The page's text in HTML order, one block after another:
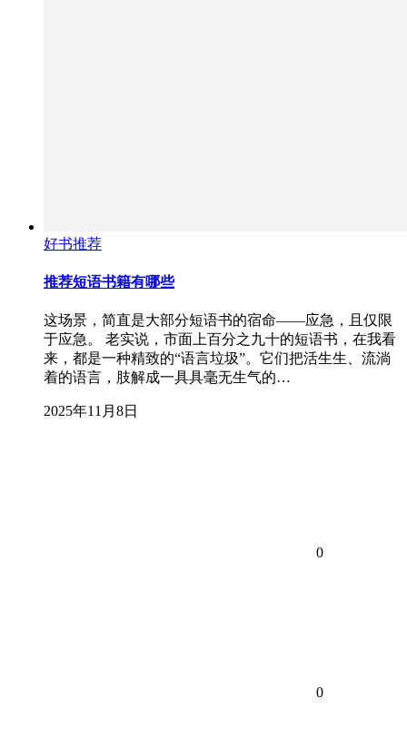
好书推荐
推荐短语书籍有哪些
这场景，简直是大部分短语书的宿命——应急，且仅限
于应急。 老实说，市面上百分之九十的短语书，在我看
来，都是一种精致的“语言垃圾”。它们把活生生、流淌
着的语言，肢解成一具具毫无生气的…
2025年11月8日
0
0